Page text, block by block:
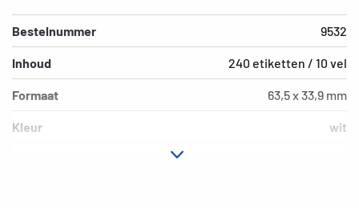
Bestelnummer 9532
Inhoud 240 etiketten / 10 vel
Formaat 63,5 x 33,9 mm
Kleur wit